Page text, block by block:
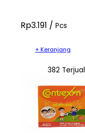
Rp3.191 / Pcs
+ Keranjang
382 Terjual